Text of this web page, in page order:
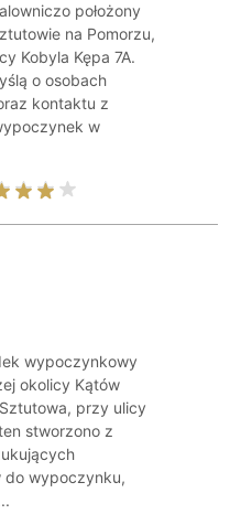
położony
na Pomorzu,
Kobyla Kępa 7A.
o osobach
kontaktu z
w
wypoczynkowy
okolicy Kątów
przy ulicy
stworzono z
do wypoczynku,